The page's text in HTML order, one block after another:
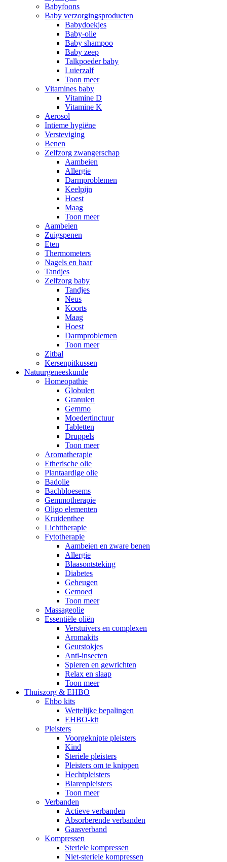
Babyfoons
Baby verzorgingsproducten
Babydoekjes
Baby-olie
Baby shampoo
Baby zeep
Talkpoeder baby
Luierzalf
Toon meer
Vitamines baby
Vitamine D
Vitamine K
Aerosol
Intieme hygiëne
Versteviging
Benen
Zelfzorg zwangerschap
Aambeien
Allergie
Darmproblemen
Keelpijn
Hoest
Maag
Toon meer
Aambeien
Zuigspenen
Eten
Thermometers
Nagels en haar
Tandjes
Zelfzorg baby
Tandjes
Neus
Koorts
Maag
Hoest
Darmproblemen
Toon meer
Zitbal
Kersenpitkussen
Natuurgeneeskunde
Homeopathie
Globulen
Granulen
Gemmo
Moedertinctuur
Tabletten
Druppels
Toon meer
Aromatherapie
Etherische olie
Plantaardige olie
Badolie
Bachbloesems
Gemmotherapie
Oligo elementen
Kruidenthee
Lichttherapie
Fytotherapie
Aambeien en zware benen
Allergie
Blaasontsteking
Diabetes
Geheugen
Gemoed
Toon meer
Massageolie
Essentiële oliën
Verstuivers en complexen
Aromakits
Geurstokjes
Anti-insecten
Spieren en gewrichten
Relax en slaap
Toon meer
Thuiszorg & EHBO
Ehbo kits
Wettelijke bepalingen
EHBO-kit
Pleisters
Voorgeknipte pleisters
Kind
Steriele pleisters
Pleisters om te knippen
Hechtpleisters
Blarenpleisters
Toon meer
Verbanden
Actieve verbanden
Absorberende verbanden
Gaasverband
Kompressen
Steriele kompressen
Niet-steriele kompressen